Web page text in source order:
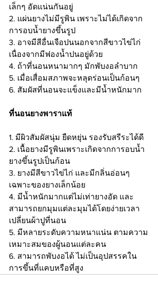
เล็กๆ อัดแน่นกันอยู่
2. แผ่นยางไม่มีรูพิน เพราะไม่ได้เกิดจาก
การอบน้ำยางขึ้นรูป
3. อาจมีสีอื่นเจือปนนอกจากสีขาวไข่ไก่
เนื่องจากมีฟองน้ำปนอยู่ด้วย
4. ถ้าที่นอนหนามากๆ มักพับงอลำบาก
5. เมื่อเสื่อมสภาพจะหลุดร่อนเป็นก้อนๆ
6. สัมผัสที่นอนจะแข็งและมีน้ำหนักมาก
ที่นอนยางพาราแท้
1. มีผิวสัมผัสนุ่ม ยืดหยุ่น รองรับสรีระได้ดี
2. เนื้อยางมีรูพินเพราะเกิดจากการอบน้ำ
ยางขึ้นรูปเป็นก้อน
3. ยางมีสีขาวไข่ไก่ และมีกลิ่นอ่อนๆ
เฉพาะของยางเล็กน้อย
4. มีน้ำหนักมากแต่ไม่เท่ายางอัด และ
สามารถยกมุมแต่ละมุมได้โดยง่ายเวลา
เปลี่ยนผ้าปูที่นอน
5. มีหลายระดับความหนาแน่น ตามความ
เหมาะสมของผู้นอนแต่ละคน
6. สามารถพับงอได้ ไม่เป็นอุปสรรคใน
การขึ้นที่แคบหรือที่สูง